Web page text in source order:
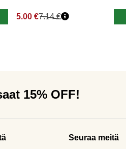
5.00 €7.14 €
15% OFF!
Seuraa meitä